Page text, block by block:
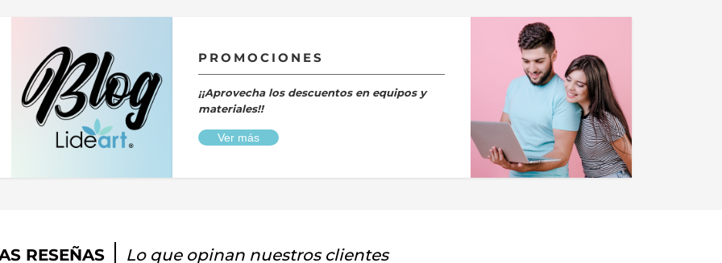
PROMOCIONES
¡¡Aprovecha los descuentos en equipos y
materiales!!
Ver más
RESEÑAS Lo que opinan nuestros clientes